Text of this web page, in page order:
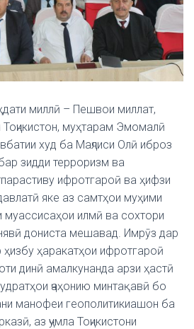
миллӣ – Пешвои миллат,
муҳтарам Эмомалӣ
худ ба Маҷлиси Олӣ иброз
зидди терроризм ва
ифротгароӣ ва ҳифзи
яке аз самтҳои муҳими
муассисаҳои илмӣ ва сохтори
дониста мешавад. Имрӯз дар
ҳизбу ҳаракатҳои ифротгароӣ
динӣ амалкунанда арзи ҳастӣ
ҷаҳонию минтақавӣ бо
манофеи геополитикиашон ба
аз ҷумла Тоҷикистони